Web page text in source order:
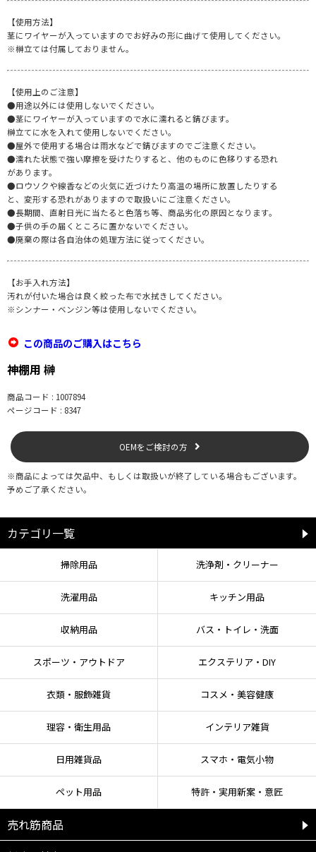
【使用方法】
茎にワイヤーが入っていますのでお好みの形に曲げて使用してください。
※榊立ては付属しておりません。
【使用上のご注意】
●用途以外には使用しないでください。
●茎にワイヤーが入っていますので水に濡れると錆びます。
榊立てに水を入れて使用しないでください。
●屋外で使用する場合は雨水などで錆びますのでご注意ください。
●濡れた状態で強い摩擦を受けたりすると、他のものに色移りする恐れ
があります。
●ロウソクや線香などの火気に近づけたり高温の場所に放置したりする
と、変形する恐れがありますので取扱いにご注意ください。
●長期間、直射日光に当たると色落ち等、商品劣化の原因となります。
●子供の手の届くところに置かないでください。
●廃棄の際は各自治体の処理方法に従ってください。
【お手入れ方法】
汚れが付いた場合は良く絞った布で水拭きしてください。
※シンナー・ベンジン等は使用しないでください。
この商品のご購入はこちら
神棚用 榊
商品コード : 1007894
ページコード : 8347
OEMをご検討の方
※商品によっては欠品中、もしくは取扱いが終了している場合もございます。
予めご了承ください。
カテゴリ一覧
掃除用品 洗浄剤・クリーナー
洗濯用品 キッチン用品
収納用品 バス・トイレ・洗面
スポーツ・アウトドア エクステリア・DIY
衣類・服飾雑貨 コスメ・美容健康
理容・衛生用品 インテリア雑貨
日用雑貨品 スマホ・電気小物
ペット用品 特許・実用新案・意匠
売れ筋商品